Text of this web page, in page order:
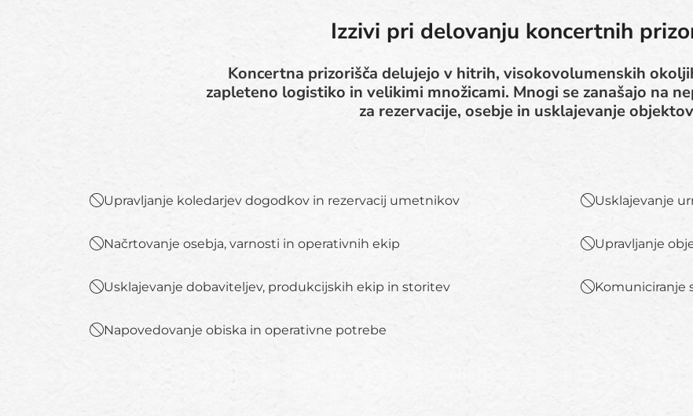
Izzivi pri delovanju koncertnih
Koncertna prizorišča delujejo v hitrih, visokovolumenskih
zapleteno logistiko in velikimi množicami. Mnogi se zanašajo na
za rezervacije, osebje in usklajevanje
Upravljanje koledarjev dogodkov in rezervacij umetnikov Usklajevanje
Načrtovanje osebja, varnosti in operativnih ekip Upravljanje
Usklajevanje dobaviteljev, produkcijskih ekip in storitev Komuniciranje
Napovedovanje obiska in operativne potrebe